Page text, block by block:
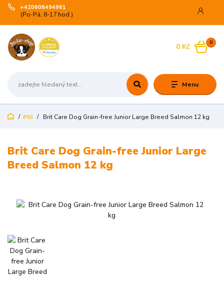
Menu
+420606494961
(Po-Pá, 8-17 hod.)
0
0 Kč
PSI Brit Care Dog Grain-free Junior Large Breed Salmon 12 kg
Brit Care Dog Grain-free Junior Large
Breed Salmon 12 kg